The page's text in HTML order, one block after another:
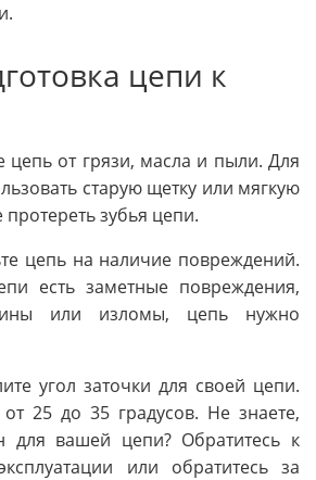
цепи к
цепь от грязи, масла и пыли. Для
старую щетку или мягкую
протереть зубья цепи.
цепь на наличие повреждений.
есть заметные повреждения,
или изломы, цепь нужно
угол заточки для своей цепи.
25 до 35 градусов. Не знаете,
для вашей цепи? Обратитесь к
или обратитесь за